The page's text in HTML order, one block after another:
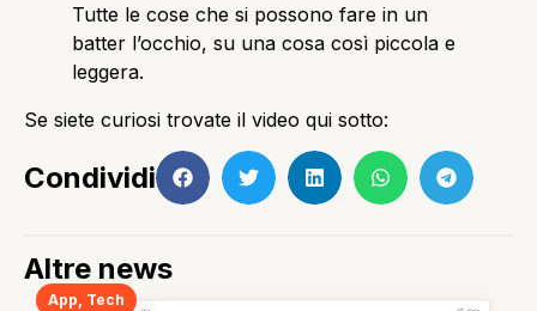
Tutte le cose che si possono fare in un
batter l’occhio, su una cosa così piccola e
leggera.
Se siete curiosi trovate il video qui sotto:
Condividi
Altre news
App, Tech